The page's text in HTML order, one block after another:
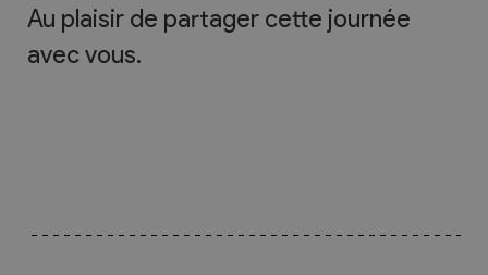
Au plaisir de partager cette journée
avec vous.